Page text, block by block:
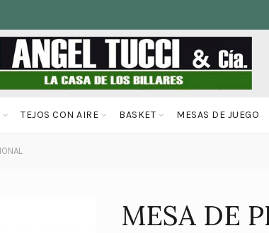
TEJOS CON AIRE BASKET MESAS DE JUEGO
MESA DE